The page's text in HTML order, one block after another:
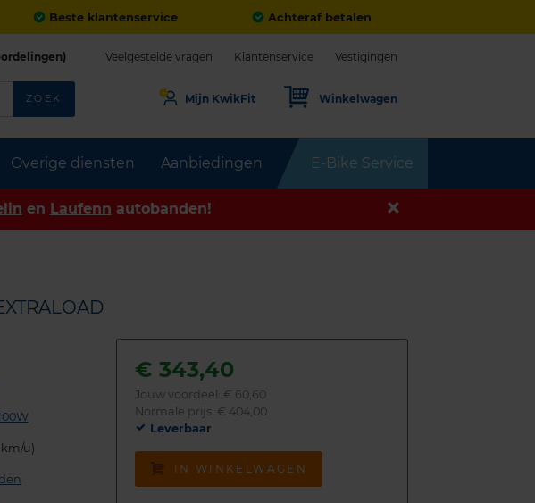
Beste klantenservice Achteraf betalen
Overige diensten Aanbiedingen E-Bike Service
Veelgestelde vragen Klantenservice Vestigingen
ZOEK Mijn KwikFit Winkelwagen
en Laufenn autobanden!
u)
€343,40
Jouw voordeel: € 60,60
Normale prijs: € 404,00
Leverbaar
IN WINKELWAGEN